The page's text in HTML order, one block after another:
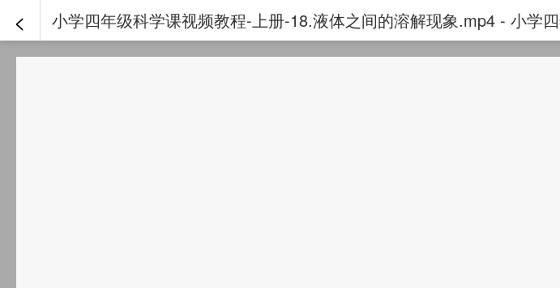
< 小学四年级科学课视频教程-上册-18.液体之间的溶解现象.mp4 - 小学